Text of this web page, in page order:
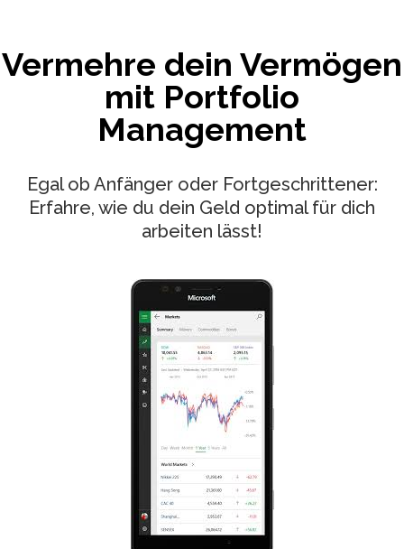
Vermehre dein Vermögen
mit Portfolio
Management
Egal ob Anfänger oder Fortgeschrittener:
Erfahre, wie du dein Geld optimal für dich
arbeiten lässt!